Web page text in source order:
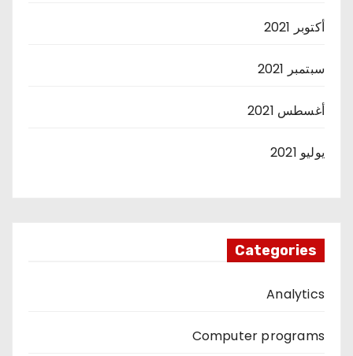
أكتوبر 2021
سبتمبر 2021
أغسطس 2021
يوليو 2021
Categories
Analytics
Computer programs